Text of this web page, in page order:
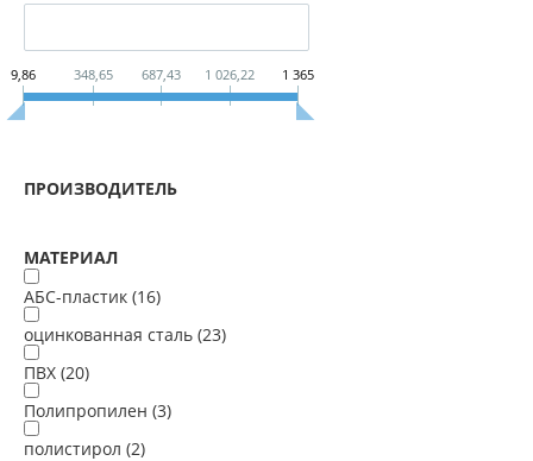
9,86 348,65 687,43 1 026,22 1 365
ПРОИЗВОДИТЕЛЬ
МАТЕРИАЛ
АБС-пластик (16)
оцинкованная сталь (23)
ПВХ (20)
Полипропилен (3)
полистирол (2)